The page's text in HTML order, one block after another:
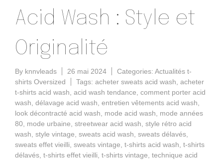
Acid Wash : Style et
Originalité
By knnvleads 26 mai 2024 Categories: Actualités t-
shirts Oversized
Tags: acheter sweats acid wash acheter
t-shirts acid wash acid wash tendance comment porter acid
wash délavage acid wash entretien vêtements acid wash
look décontracté acid wash
mode acid wash
mode années
80
mode urbaine streetwear acid wash style rétro acid
wash style vintage sweats acid wash sweats délavés
sweats effet vieilli sweats vintage t-shirts acid wash t-shirts
délavés t-shirts effet vieilli t-shirts vintage technique acid